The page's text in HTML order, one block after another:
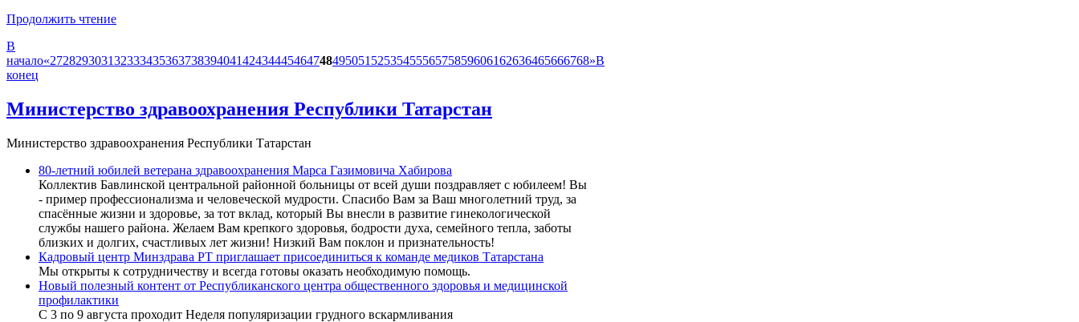
Продолжить чтение
В
начало«27282930313233343536373839404142434445464748495051 5253545556575859606162636465666768»В
конец
Министерство здравоохранения Республики Татарстан
Министерство здравоохранения Республики Татарстан
80-летний юбилей ветерана здравоохранения Марса Газимовича Хабирова
Коллектив Бавлинской центральной районной больницы от всей души поздравляет с юбилеем! Вы
- пример профессионализма и человеческой мудрости. Спасибо Вам за Ваш многолетний труд, за
спасённые жизни и здоровье, за тот вклад, который Вы внесли в развитие гинекологической
службы нашего района. Желаем Вам крепкого здоровья, бодрости духа, семейного тепла, заботы
близких и долгих, счастливых лет жизни! Низкий Вам поклон и признательность!
Кадровый центр Минздрава РТ приглашает присоединиться к команде медиков Татарстана
Мы открыты к сотрудничеству и всегда готовы оказать необходимую помощь.
Новый полезный контент от Республиканского центра общественного здоровья и медицинской
профилактики
С 3 по 9 августа проходит Неделя популяризации грудного вскармливания